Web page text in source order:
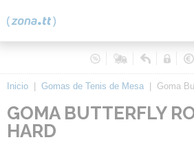
Inicio Gomas de Tenis de Mesa Goma
GOMA BUTTERFLY
HARD